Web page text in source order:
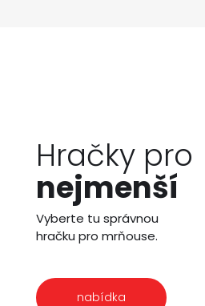
Hračky pro
nejmenší
Vyberte tu správnou
hračku pro mrňouse.
nabídka